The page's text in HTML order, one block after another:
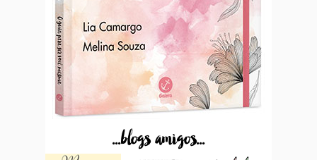
...blogs amigos...